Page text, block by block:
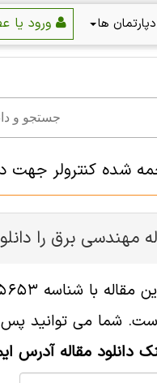
دپارتمان ها
شده کنترولر جهت
مهندسی برق را
شما می توانید پس
دانلود مقاله آدرس